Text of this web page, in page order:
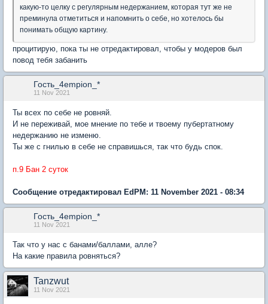
какую-то целку с регулярным недержанием, которая тут же не
преминула отметиться и напомнить о себе, но хотелось бы
понимать общую картину.
процитирую, пока ты не отредактировал, чтобы у модеров был
повод тебя забанить
Гость_4empion_*
11 Nov 2021
Ты всех по себе не ровняй.
И не переживай, мое мнение по тебе и твоему пубертатному
недержанию не изменю.
Ты же с гнилью в себе не справишься, так что будь спок.
п.9 Бан 2 суток
Сообщение отредактировал EdPM: 11 November 2021 - 08:34
Гость_4empion_*
11 Nov 2021
Так что у нас с банами/баллами, алле?
На какие правила ровняться?
Tanzwut
11 Nov 2021